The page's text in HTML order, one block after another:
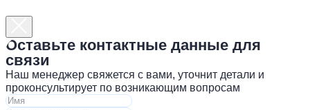
Оставьте контактные данные для
связи
Наш менеджер свяжется с вами, уточнит детали и
проконсультирует по возникающим вопросам